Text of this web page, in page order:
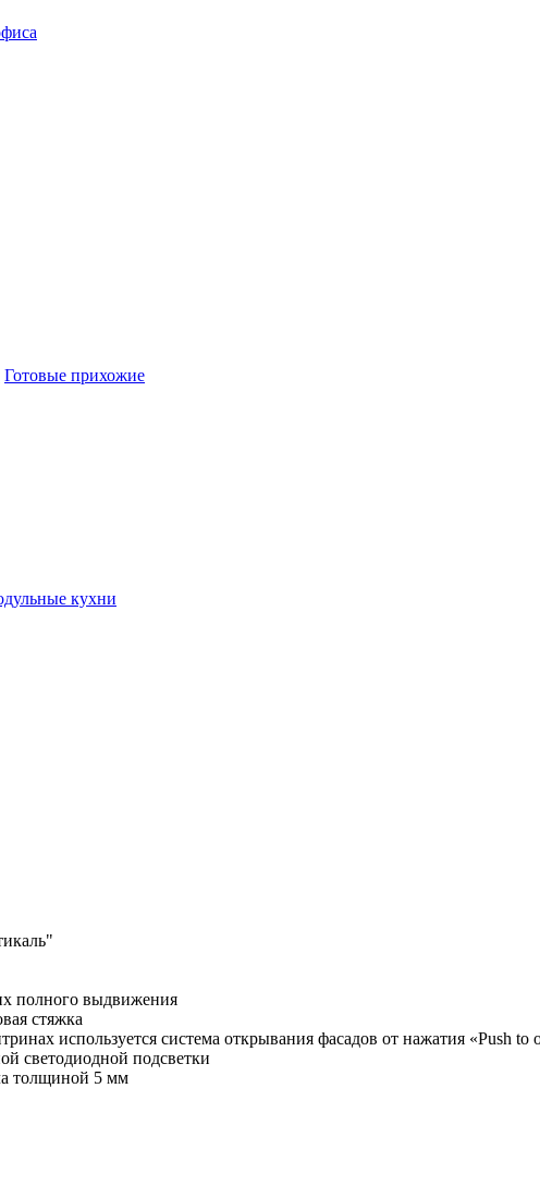
Готовые прихожие
кухни
полного выдвижения
стяжка
используется система открывания фасадов от нажатия «Push to
светодиодной подсветки
толщиной 5 мм